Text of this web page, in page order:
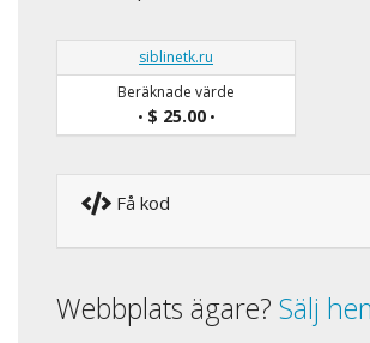
siblinetk.ru
Beräknade värde
• $ 25.00•
Få kod
Webbplats ägare? Sälj